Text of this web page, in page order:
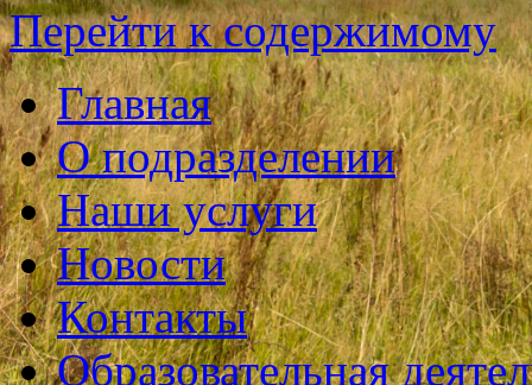
Перейти к содержимому
Главная
О подразделении
Наши услуги
Новости
Контакты
Образовательная